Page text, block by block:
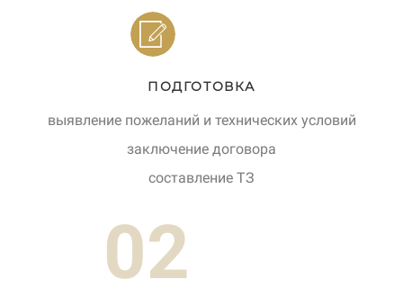
ПОДГОТОВКА
выявление пожеланий и технических условий
заключение договора
составление ТЗ
02